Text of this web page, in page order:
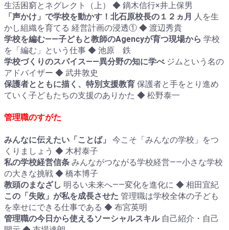
生活困窮とネグレクト（上） ◆ 鏑木信行×井上保男
「声かけ」で学校を動かす！北石原校長の１２ヵ月 人を生
かし組織を育てる 経営計画の浸透① ◆ 渡辺秀貴
学校を編む――子どもと教師のAgencyが育つ現場から 学校
を「編む」という仕事 ◆ 池原 鉄
学校づくりのスパイス――異分野の知に学べ ジムという名の
アドバイザー ◆ 武井敦史
保護者とともに描く、特別支援教育 保護者と手をとり進め
ていく子どもたちの支援のありかた ◆ 松野泰一
管理職のすがた
みんなに伝えたい「ことば」 今こそ「みんなの学校」をつ
くりましょう ◆ 木村泰子
私の学校経営信条 みんながつながる学校経営――小さな学校
の大きな挑戦 ◆ 橋本博子
教頭のまなざし 明るい未来へ――変化を進化に ◆ 相田宜紀
この「失敗」が私を成長させた 管理職は学校全体の子ども
を幸せにできる仕事である ◆ 布宮英明
管理職の今日から使えるソーシャルスキル 自己紹介・自己